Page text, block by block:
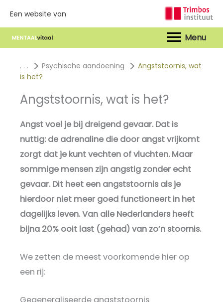
Een website van
. . . Psychische aandoening
Angststoornis, wat
is het?
Angststoornis, wat is het?
Angst voel je bij dreigend gevaar. Dat is
nuttig: de adrenaline die door angst vrijkomt
zorgt dat je kunt vechten of vluchten. Maar
sommige mensen zijn angstig zonder echt
gevaar. Dit heet een angststoornis als je
hierdoor niet meer goed functioneert in het
dagelijks leven. Van alle Nederlanders heeft
bijna 20% ooit last (gehad) van zo’n stoornis.
We zetten de meest voorkomende hier op
een rij: